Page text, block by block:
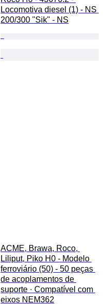
Locomotiva diesel (1) - NS
200/300 "Sik" - NS
ACME, Brawa, Roco,
Liliput, Piko H0 - Modelo
ferroviário (50) - 50 peças
de acoplamentos de
suporte · Compatível com
eixos NEM362